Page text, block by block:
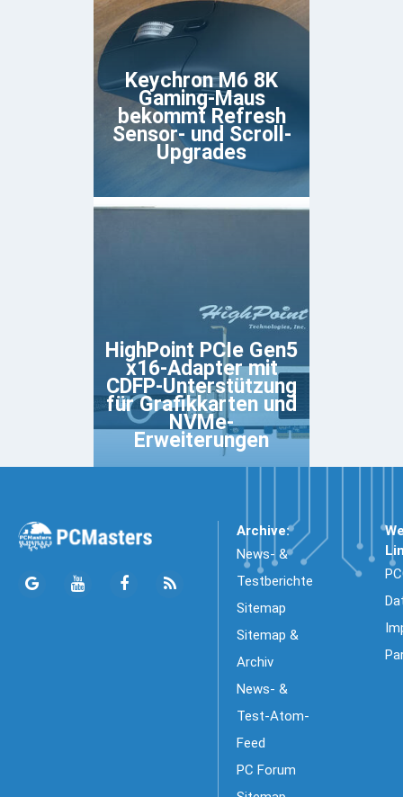
Keychron M6 8K
Gaming-Maus
bekommt Refresh
Sensor- und Scroll-
Upgrades
HighPoint PCIe Gen5
x16-Adapter mit
CDFP-Unterstützung
für Grafikkarten und
NVMe-
Erweiterungen
Archive:
News- &
Testberichte
Sitemap
Sitemap &
Archiv
News- &
Test-Atom-
Feed
PC Forum